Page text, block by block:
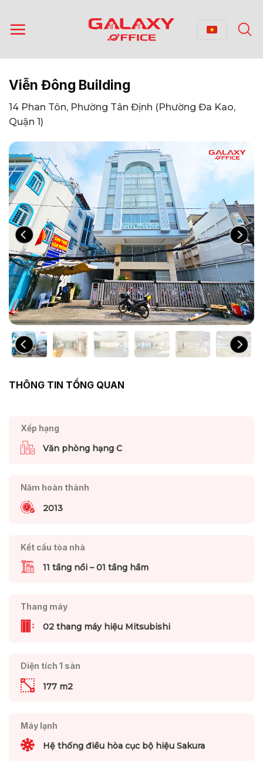
qua
nội
Viễn Đông Building
14 Phan Tôn, Phường Tân Định (Phường Đa Kao,
Quận 1)
THÔNG TIN TỔNG QUAN
Xếp hạng
Văn phòng hạng C
Năm hoàn thành
2013
Kết cấu tòa nhà
11 tầng nổi – 01 tầng hầm
Thang máy
02 thang máy hiệu Mitsubishi
Diện tích 1 sàn
177 m2
Máy lạnh
Hệ thống điều hòa cục bộ hiệu Sakura